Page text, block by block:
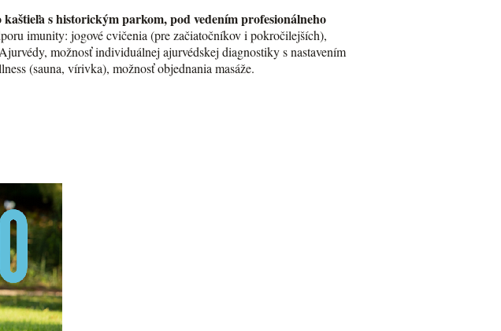
s historickým parkom, pod vedením profesionálneho
imunity: jogové cvičenia (pre začiatočníkov i pokročilejších),
možnosť individuálnej ajurvédskej diagnostiky s nastavením
(sauna, vírivka), možnosť objednania masáže.